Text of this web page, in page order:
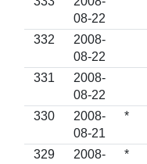
08-22
332
2008-
08-22
331
2008-
08-22
330
2008-
08-21
*
329
2008-
*